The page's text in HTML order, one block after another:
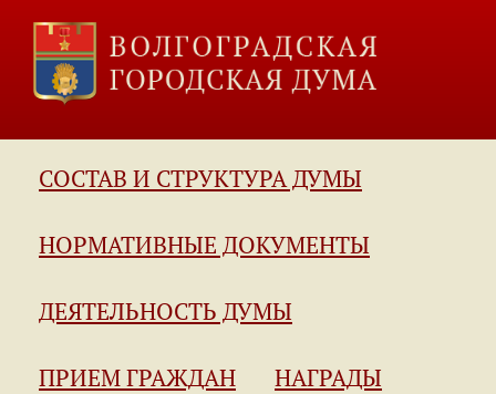
СОСТАВ И СТРУКТУРА ДУМЫ
НОРМАТИВНЫЕ ДОКУМЕНТЫ
ДЕЯТЕЛЬНОСТЬ ДУМЫ
ПРИЕМ ГРАЖДАН НАГРАДЫ